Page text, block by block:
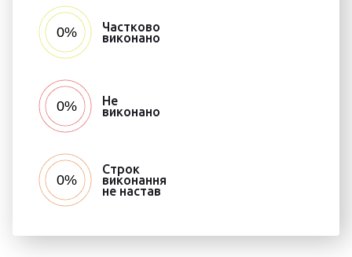
Частково
виконано
Не
виконано
Строк
виконання
не настав